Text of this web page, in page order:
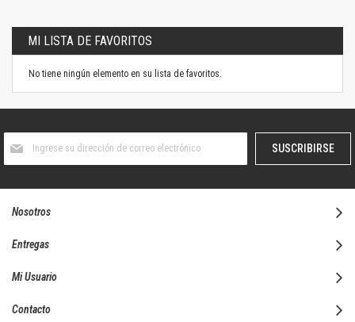
MI LISTA DE FAVORITOS
No tiene ningún elemento en su lista de favoritos.
boletín
SUSCRIBIRSE
Nosotros
Entregas
Mi Usuario
Contacto